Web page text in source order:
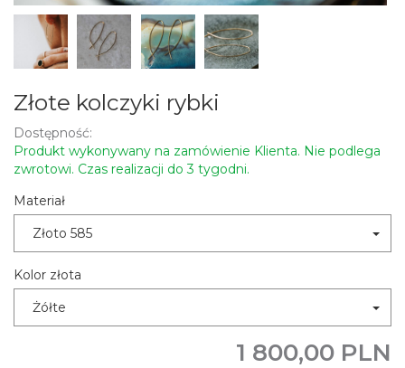
Złote kolczyki rybki
Dostępność:
Produkt wykonywany na zamówienie Klienta. Nie podlega
zwrotowi. Czas realizacji do 3 tygodni.
Materiał
Złoto 585
Kolor złota
Żółte
1 800,00 PLN